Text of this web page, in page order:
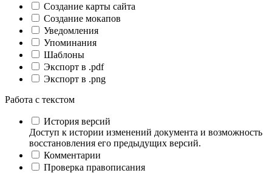
Создание карты сайта
Создание мокапов
Уведомления
Упоминания
Шаблоны
Экспорт в .pdf
Экспорт в .png
Работа с текстом
История версий
Доступ к истории изменений документа и возможность
восстановления его предыдущих версий.
Комментарии
Проверка правописания